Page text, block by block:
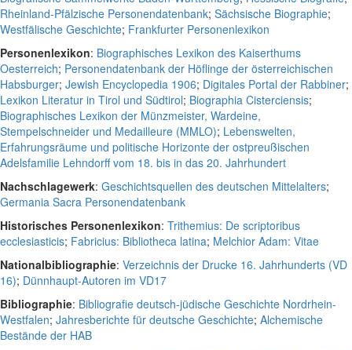
Rheinland-Pfälzische Personendatenbank; Sächsische Biographie;
Westfälische Geschichte; Frankfurter Personenlexikon
Personenlexikon: Biographisches Lexikon des Kaiserthums
Oesterreich; Personendatenbank der Höflinge der österreichischen
Habsburger; Jewish Encyclopedia 1906; Digitales Portal der Rabbiner;
Lexikon Literatur in Tirol und Südtirol; Biographia Cisterciensis;
Biographisches Lexikon der Münzmeister, Wardeine,
Stempelschneider und Medailleure (MMLO); Lebenswelten,
Erfahrungsräume und politische Horizonte der ostpreußischen
Adelsfamilie Lehndorff vom 18. bis in das 20. Jahrhundert
Nachschlagewerk: Geschichtsquellen des deutschen Mittelalters;
Germania Sacra Personendatenbank
Historisches Personenlexikon: Trithemius: De scriptoribus
ecclesiasticis; Fabricius: Bibliotheca latina; Melchior Adam: Vitae
Nationalbibliographie: Verzeichnis der Drucke 16. Jahrhunderts (VD
16); Dünnhaupt-Autoren im VD17
Bibliographie: Bibliografie deutsch-jüdische Geschichte Nordrhein-
Westfalen; Jahresberichte für deutsche Geschichte; Alchemische
Bestände der HAB